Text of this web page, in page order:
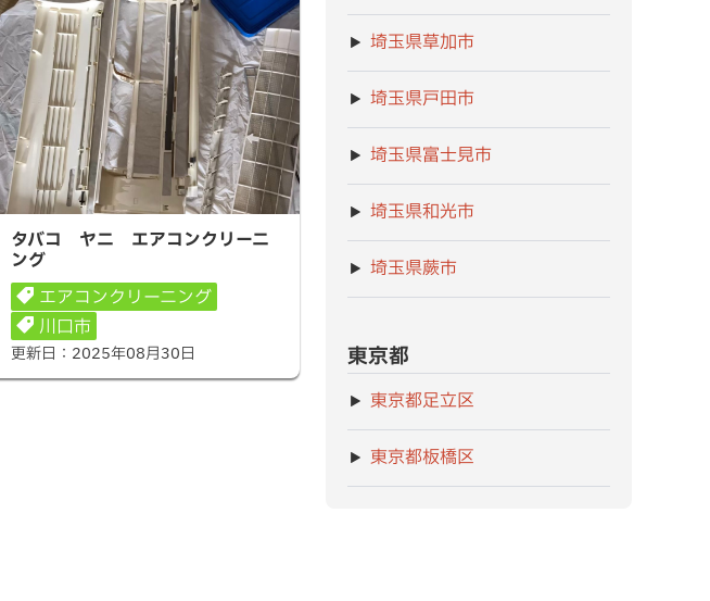
タバコ ヤニ エアコンクリーニング
タバコ ヤニ エアコンクリーニ
ング
エアコンクリーニング
川口市
更新日： 2025年08月30日
埼玉県草加市
埼玉県戸田市
埼玉県富士見市
埼玉県和光市
埼玉県蕨市
東京都
東京都足立区
東京都板橋区